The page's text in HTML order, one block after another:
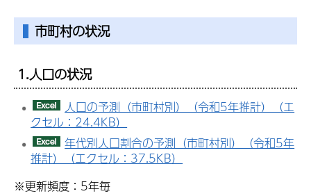
市町村の状況
1.人口の状況
人口の予測（市町村別）（令和5年推計）（エ
クセル：24.4KB）
年代別人口割合の予測（市町村別）（令和5年
推計）（エクセル：37.5KB）
※更新頻度：5年毎